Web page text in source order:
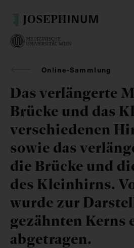
Online-Sammlung
Das verlängerte
Brücke und das
verschiedenen
sowie das
die Brücke und
des Kleinhirns.
wurde zur
gezähnten Kerns
abgetragen.